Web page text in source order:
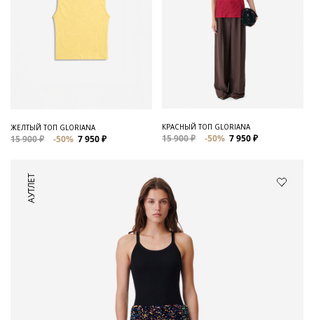
ЖЕЛТЫЙ ТОП GLORIANA
15 900 ₽ -50% 7 950 ₽
КРАСНЫЙ ТОП GLORIANA
15 900 ₽ -50% 7 950 ₽
АУТЛЕТ